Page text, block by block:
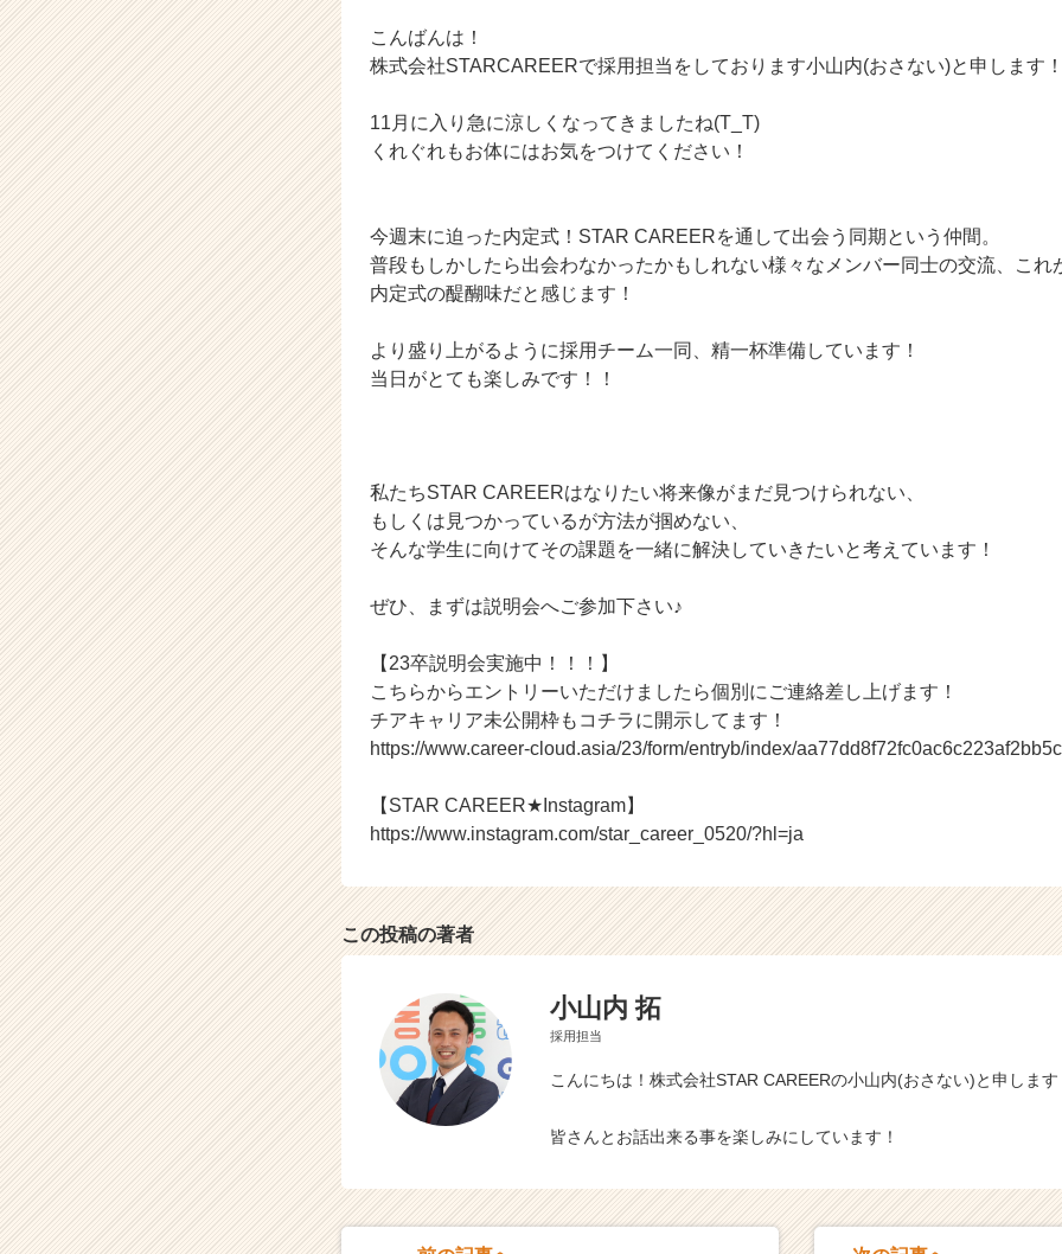
こんばんは！
株式会社STARCAREERで採用担当をしております小山内(おさない)と申します
11月に入り急に涼しくなってきましたね(T_T)
くれぐれもお体にはお気をつけてください！
今週末に迫った内定式！STAR CAREERを通して出会う同期という仲間。
普段もしかしたら出会わなかったかもしれない様々なメンバー同士の交流、これ
内定式の醍醐味だと感じます！
より盛り上がるように採用チーム一同、精一杯準備しています！
当日がとても楽しみです！！
私たちSTAR CAREERはなりたい将来像がまだ見つけられない、
もしくは見つかっているが方法が掴めない、
そんな学生に向けてその課題を一緒に解決していきたいと考えています！
ぜひ、まずは説明会へご参加下さい♪
【23卒説明会実施中！！！】
こちらからエントリーいただけましたら個別にご連絡差し上げます！
チアキャリア未公開枠もコチラに開示してます！
https://www.career-cloud.asia/23/form/entryb/index/
【STAR CAREER★Instagram】
https://www.instagram.com/star_career_0520/?hl=ja
この投稿の著者
小山内 拓
採用担当
こんにちは！株式会社STAR CAREERの小山内(おさない)と申します
皆さんとお話出来る事を楽しみにしています！